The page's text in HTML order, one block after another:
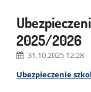
szkolne
2025/2026
31.10.2025 12:28
Ubezpieczenie